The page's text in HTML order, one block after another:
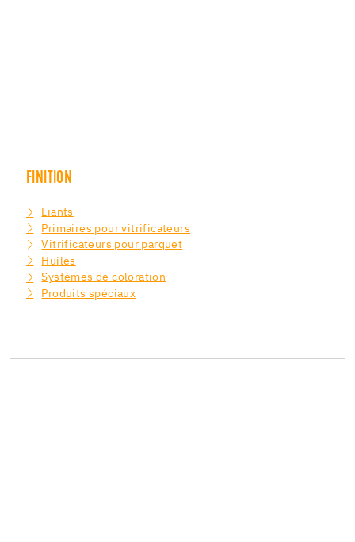
FINITION
Liants
Primaires pour vitrificateurs
Vitrificateurs pour parquet
Huiles
Systèmes de coloration
Produits spéciaux